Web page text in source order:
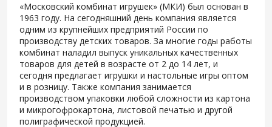
«Московский комбинат игрушек» (МКИ) был основан в
1963 году. На сегодняшний день компания является
одним из крупнейших предприятий России по
производству детских товаров. За многие годы работы
комбинат наладил выпуск уникальных качественных
товаров для детей в возрасте от 2 до 14 лет, и
сегодня предлагает игрушки и настольные игры оптом
и в розницу. Также компания занимается
производством упаковки любой сложности из картона
и микрогофрокартона, листовой печатью и другой
полиграфической продукцией.